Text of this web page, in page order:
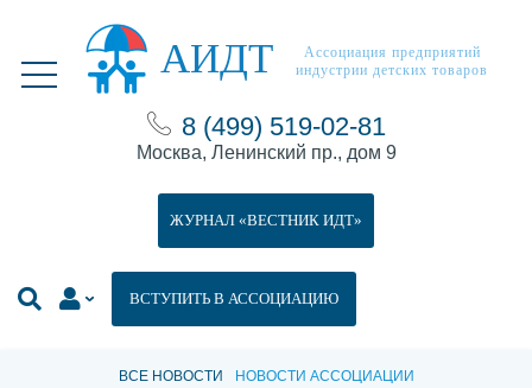
АИДТ
Ассоциация предприятий
индустрии детских товаров
8 (499) 519-02-81
Москва, Ленинский пр., дом 9
ВСТУПИТЬ В АССОЦИАЦИЮ
ЖУРНАЛ «ВЕСТНИК ИДТ»
ВСЕ НОВОСТИ
НОВОСТИ АССОЦИАЦИИ